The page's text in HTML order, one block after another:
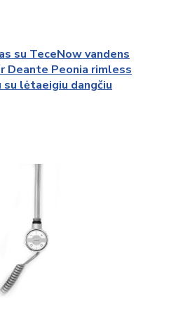
vandens
lėtaeigiu dangčiu